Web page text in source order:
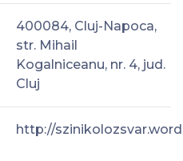
400084, Cluj-Napoca,
str. Mihail
Kogalniceanu, nr. 4, jud.
Cluj
http://